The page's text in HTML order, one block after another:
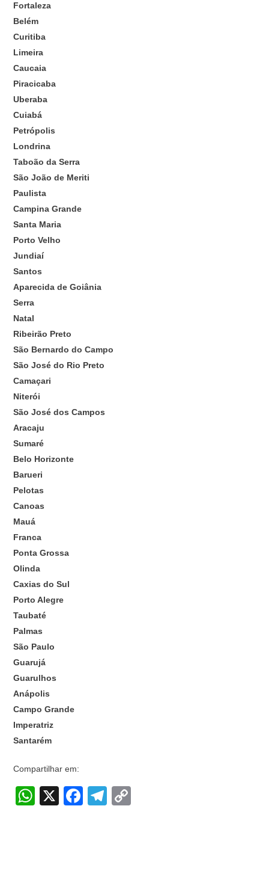
Fortaleza
Belém
Curitiba
Limeira
Caucaia
Piracicaba
Uberaba
Cuiabá
Petrópolis
Londrina
Taboão da Serra
São João de Meriti
Paulista
Campina Grande
Santa Maria
Porto Velho
Jundiaí
Santos
Aparecida de Goiânia
Serra
Natal
Ribeirão Preto
São Bernardo do Campo
São José do Rio Preto
Camaçari
Niterói
São José dos Campos
Aracaju
Sumaré
Belo Horizonte
Barueri
Pelotas
Canoas
Mauá
Franca
Ponta Grossa
Olinda
Caxias do Sul
Porto Alegre
Taubaté
Palmas
São Paulo
Guarujá
Guarulhos
Anápolis
Campo Grande
Imperatriz
Santarém
Compartilhar em:
W
X
F
T